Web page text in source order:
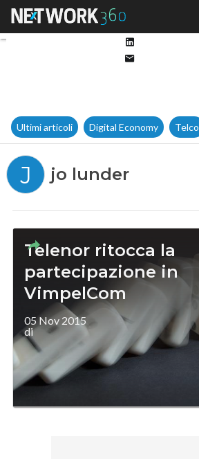
Ultimi articoli Digital Economy Telco
J jo lunder
Telenor ritocca la
partecipazione in
VimpelCom
05 Nov 2015
di